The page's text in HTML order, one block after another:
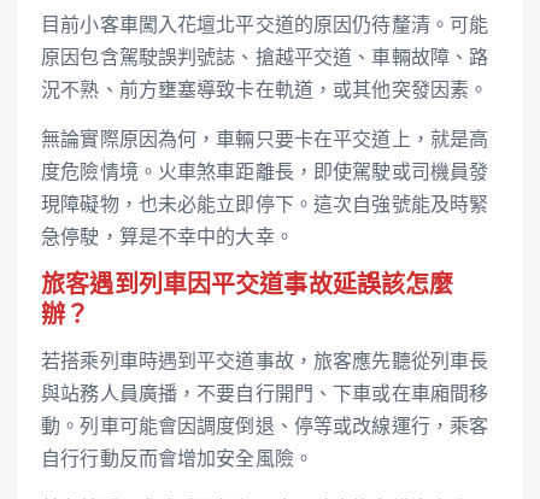
目前小客車闖入花壇北平交道的原因仍待釐清。可能
原因包含駕駛誤判號誌、搶越平交道、車輛故障、路
況不熟、前方壅塞導致卡在軌道，或其他突發因素。
無論實際原因為何，車輛只要卡在平交道上，就是高
度危險情境。火車煞車距離長，即使駕駛或司機員發
現障礙物，也未必能立即停下。這次自強號能及時緊
急停駛，算是不幸中的大幸。
旅客遇到列車因平交道事故延誤該怎麼
辦？
若搭乘列車時遇到平交道事故，旅客應先聽從列車長
與站務人員廣播，不要自行開門、下車或在車廂間移
動。列車可能會因調度倒退、停等或改線運行，乘客
自行行動反而會增加安全風險。